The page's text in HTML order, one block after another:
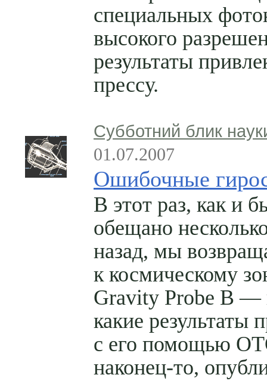
специальных
высокого
результаты
прессу.
Субботний блик
01.07.2007
Ошибочные
В этот раз, как и
обещано
назад, мы
к космическому
Gravity Probe B —
какие результаты
с его помощью
наконец-то,